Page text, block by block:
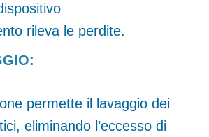
rileva le perdite.
permette il lavaggio dei
eliminando l’eccesso di